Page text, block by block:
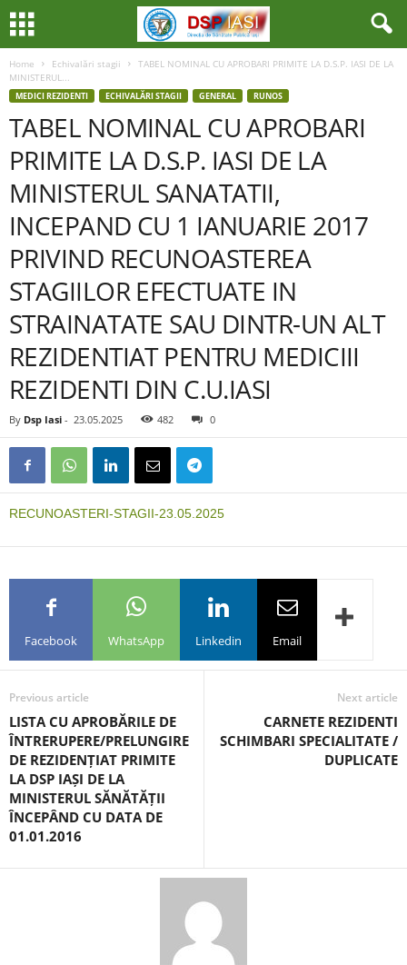
Home Echivalări stagii
TABEL NOMINAL CU APROBARI PRIMITE LA D.S.P. IASI DE LA
MINISTERUL...
MEDICI REZIDENTI ECHIVALĂRI STAGII GENERAL RUNOS
TABEL NOMINAL CU APROBARI
PRIMITE LA D.S.P. IASI DE LA
MINISTERUL SANATATII,
INCEPAND CU 1 IANUARIE 2017
PRIVIND RECUNOASTEREA
STAGIILOR EFECTUATE IN
STRAINATATE SAU DINTR-UN ALT
REZIDENTIAT PENTRU MEDICIII
REZIDENTI DIN C.U.IASI
By Dsp Iasi - 23.05.2025 482 0
RECUNOASTERI-STAGII-23.05.2025
Facebook WhatsApp Linkedin Email
Previous article
LISTA CU APROBĂRILE DE
ÎNTRERUPERE/PRELUNGIRE
DE REZIDENȚIAT PRIMITE
LA DSP IAȘI DE LA
MINISTERUL SĂNĂTĂȚII
ÎNCEPÂND CU DATA DE
01.01.2016
Next article
CARNETE REZIDENTI
SCHIMBARI SPECIALITATE /
DUPLICATE